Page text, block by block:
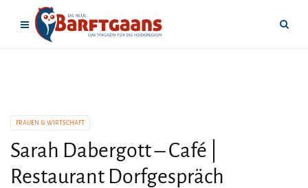
FRAUEN & WIRTSCHAFT
Sarah Dabergott – Café |
Restaurant Dorfgespräch